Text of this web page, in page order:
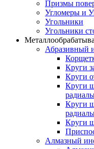
Призмы
Угломеры и
Угольники
Угольники
Абразивный
Круги
Круги
Круги
Круги
Круги
Алмазный